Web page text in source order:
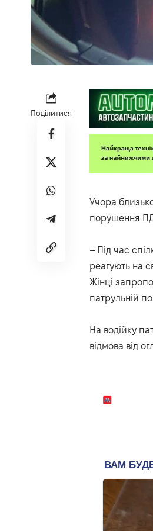
Поділитися
Учора
порушення
– Під час
реагують на
Жінці
патрульній
На водійку
відмова від